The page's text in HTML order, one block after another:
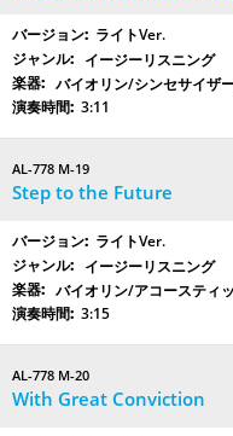
ライトVer.
イージーリスニング
バイオリン/シンセサイザ
3:11
AL-778 M-19
Step to the Future
ライトVer.
イージーリスニング
バイオリン/アコースティ
3:15
AL-778 M-20
With Great Conviction